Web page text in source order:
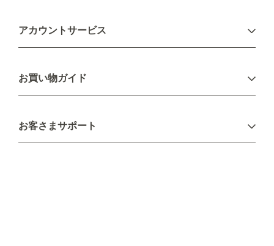
アカウントサービス
新規会員登録
お買い物ガイド
配送について
不良品・返品について
お客さまサポート